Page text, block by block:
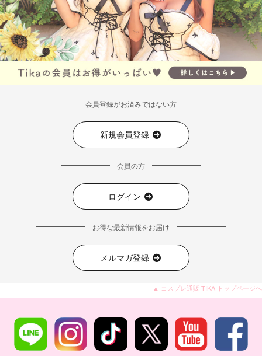
会員登録がお済みではない方
新規会員登録
会員の方
ログイン
お得な最新情報をお届け
メルマガ登録
▲ コスプレ通販 TIKA トップページへ